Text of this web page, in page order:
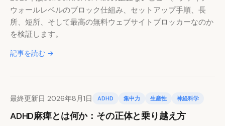
ウォールレベルのブロック仕組み、セットアップ手順、長
所、短所、そして最高の無料ウェブサイトブロッカーなのか
を検証します。
記事を読む →
最終更新日 2026年8月1日 ADHD 集中力 生産性 神経科学
ADHD麻痺とは何か：その正体と乗り越え方